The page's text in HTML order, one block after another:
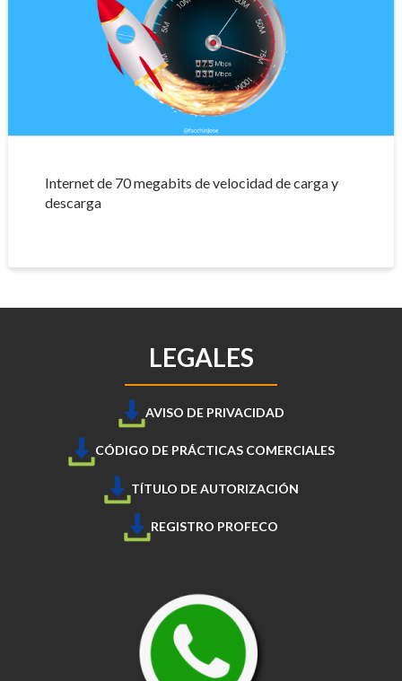
Internet de 70 megabits de velocidad de carga y
descarga
LEGALES
AVISO DE PRIVACIDAD
CÓDIGO DE PRÁCTICAS COMERCIALES
TÍTULO DE AUTORIZACIÓN
REGISTRO PROFECO